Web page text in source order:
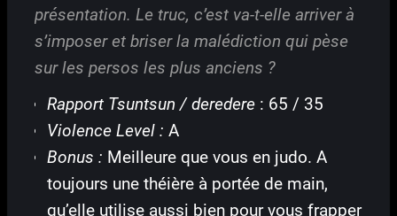
présentation. Le truc, c’est va-t-elle arriver à
s’imposer et briser la malédiction qui pèse
sur les persos les plus anciens ?
Rapport Tsuntsun / deredere: 65 / 35
Violence Level : A
Bonus : Meilleure que vous en judo. A
toujours une théière à portée de main,
qu’elle utilise aussi bien pour vous frapper